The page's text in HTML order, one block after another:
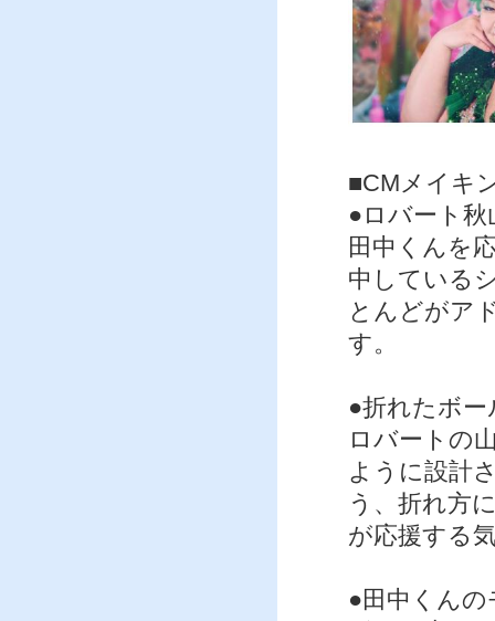
■CMメイキ
●ロバート
田中くんを
中している
とんどがア
す。
●折れたボ
ロバートの
ように設計
う、折れ方
が応援する
●田中くん